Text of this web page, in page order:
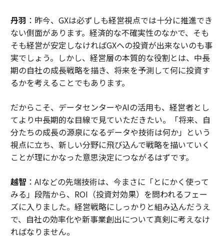
丹羽 ：昨今、GXは必ずしも経営視点では十分に推進でき
ない側面があります。経済的な不確実性のなかで、そも
そも経営が安定しなければGXへの投資が出来ないのも事
実でしょう。しかし、経営層の本質的な役割とは、中長
期の自社の成長戦略を描き、将来を予測して何に投資す
るかを考えることでもあります。
だからこそ、データセンターやAIの活用も、経営者とし
てより中長期的な目線で見ていただきたい。「将来、自
分たちの成長の源泉になるデータや技術は何か」という
視点に立ち、新しい分野に飛び込んで戦略を描いていく
ことが理にかなった意思決定につながるはずです。
越智 ：AIなどの先端技術は、今まさに「とにかく使って
みる」段階から、ROI（投資対効果）を問われるフェー
ズに入りました。経営戦略にしっかりと組み込んだうえ
で、自社の効率化や新事業創出について真剣に考えなけ
ればなりません。